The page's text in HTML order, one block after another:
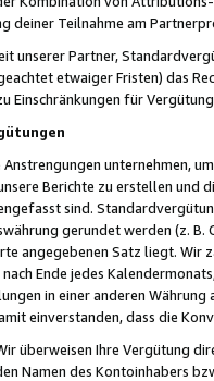
deiner Teilnahme am
unserer Partner,
etwaiger Fristen) das
Einschränkungen für
unternehmen,
Berichte zu erstellen und
sind.
gerundet werden (z.
angegebenen Satz liegt.
Ende jedes
in einer anderen
einverstanden, dass die
überweisen Ihre Vergütung
Namen des Kontoinhabers